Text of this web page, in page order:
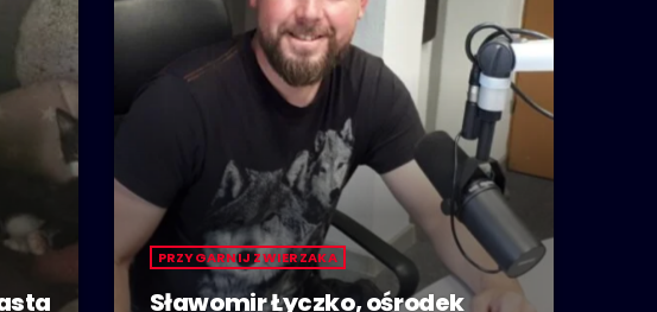
PRZYGARNIJ ZWIERZAKA
Sławomir Łyczko, ośrodek